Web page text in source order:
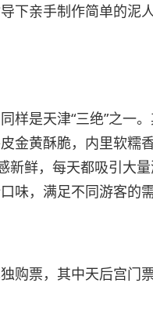
下亲手制作简单的泥
样是天津“三绝”之一
金黄酥脆，内里软糯
新鲜，每天都吸引大
味，满足不同游客的需
购票，其中天后宫门